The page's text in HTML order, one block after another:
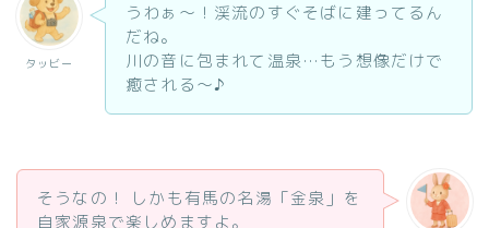
タッビー
うわぁ〜！渓流のすぐそばに建ってるん
だね。
川の音に包まれて温泉…もう想像だけで
癒される〜♪
そうなの！ しかも有馬の名湯「金泉」を
自家源泉で楽しめますよ。